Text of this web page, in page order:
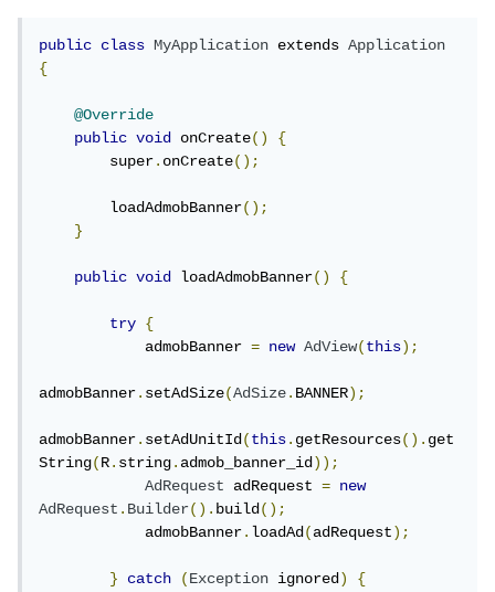
public class MyApplication extends Application
{
@Override
public
void onCreate()
{
        super
.onCreate();
        loadAdmobBanner
();
}
public void loadAdmobBanner() {
try
{
            admobBanner
= new AdView(this);
admobBanner.setAdSize(AdSize.BANNER);
admobBanner.setAdUnitId(this.getResources().get
String(R.string.admob_banner_id));
AdRequest
adRequest =
new
AdRequest.Builder().build();
            admobBanner
.loadAd(adRequest);
} catch (Exception ignored)
{